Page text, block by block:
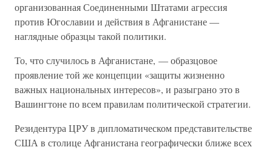
организованная Соединенными Штатами агрессия
против Югославии и действия в Афганистане —
наглядные образцы такой политики.
То, что случилось в Афганистане, — образцовое
проявление той же концепции «защиты жизненно
важных национальных интересов», и разыграно это в
Вашингтоне по всем правилам политической стратегии.
Резидентура ЦРУ в дипломатическом представительстве
США в столице Афганистана географически ближе всех